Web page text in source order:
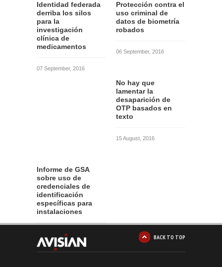
Identidad federada
derriba los silos
para la
investigación
clínica de
medicamentos
07 September, 2016
Protección contra el
uso criminal de
datos de biometría
robados
06 September, 2016
No hay que
lamentar la
desaparición de
OTP basados en
texto
15 August, 2016
Informe de GSA
sobre uso de
credenciales de
identificación
específicas para
instalaciones
12 August, 2016 BACK TO TOP